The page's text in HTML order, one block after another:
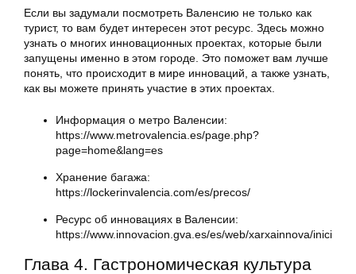
Если вы задумали посмотреть Валенсию не только как
турист, то вам будет интересен этот ресурс. Здесь можно
узнать о многих инновационных проектах, которые были
запущены именно в этом городе. Это поможет вам лучше
понять, что происходит в мире инноваций, а также узнать,
как вы можете принять участие в этих проектах.
Информация о метро Валенсии:
https://www.metrovalencia.es/page.php?
page=home&lang=es
Хранение багажа:
https://lockerinvalencia.com/es/precos/
Ресурс об инновациях в Валенсии:
https://www.innovacion.gva.es/es/web/xarxainnova/inici
Глава 4. Гастрономическая культура